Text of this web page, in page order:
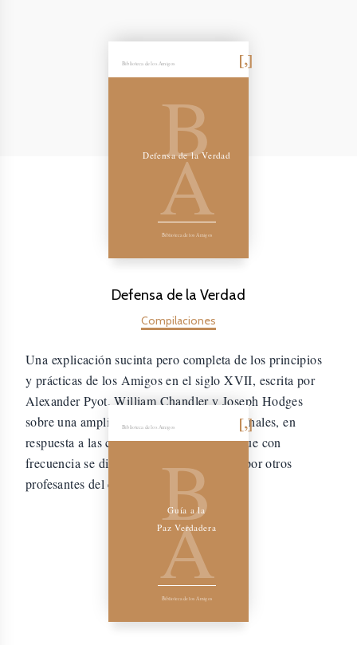
Biblioteca de los Amigos
B
A
Defensa de la Verdad
Biblioteca de los Amigos
Defensa de la Verdad
Compilaciones
Una explicación sucinta pero completa de los principios
y prácticas de los Amigos en el siglo XVII, escrita por
Alexander Pyot, William Chandler y Joseph Hodges
sobre una amplia variedad de temas doctrinales, en
respuesta a las calumnias y acusaciones que con
frecuencia se dirigían contra la Sociedad por otros
profesantes del cristianismo.
Biblioteca de los Amigos
B
A
Guía a la
Paz Verdadera
Biblioteca de los Amigos